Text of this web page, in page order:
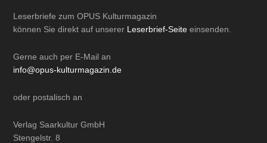
Leserbriefe zum OPUS Kulturmagazin
können Sie direkt auf unserer Leserbrief-Seite einsenden.
Gerne auch per E-Mail an
info@opus-kulturmagazin.de
oder postalisch an
Verlag Saarkultur GmbH
Stengelstr. 8